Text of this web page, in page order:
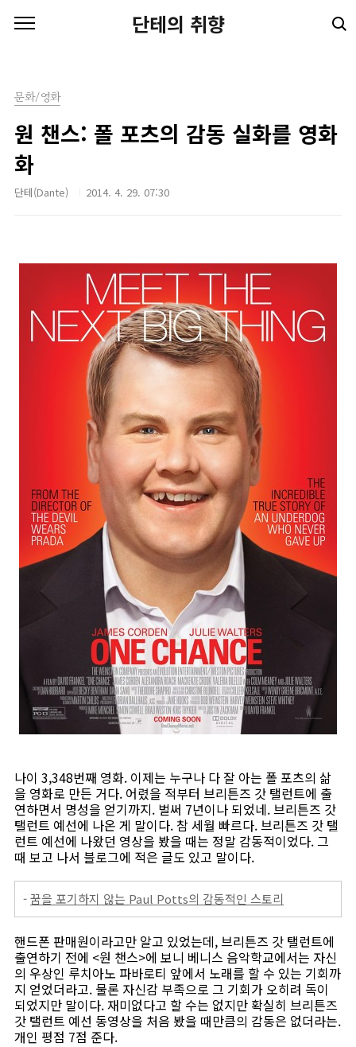
단테의 취향
문화/영화
원 챈스: 폴 포츠의 감동 실화를 영화
화
단테(Dante) 2014. 4. 29. 07:30
나이 3,348번째 영화. 이제는 누구나 다 잘 아는 폴 포츠의 삶
을 영화로 만든 거다. 어렸을 적부터 브리튼즈 갓 탤런트에 출
연하면서 명성을 얻기까지. 벌써 7년이나 되었네. 브리튼즈 갓
탤런트 예선에 나온 게 말이다. 참 세월 빠르다. 브리튼즈 갓 탤
런트 예선에 나왔던 영상을 봤을 때는 정말 감동적이었다. 그
때 보고 나서 블로그에 적은 글도 있고 말이다.
-꿈을 포기하지 않는 Paul Potts의 감동적인 스토리
핸드폰 판매원이라고만 알고 있었는데, 브리튼즈 갓 탤런트에
출연하기 전에 <원 챈스>에 보니 베니스 음악학교에서는 자신
의 우상인 루치아노 파바로티 앞에서 노래를 할 수 있는 기회까
지 얻었더라고. 물론 자신감 부족으로 그 기회가 오히려 독이
되었지만 말이다. 재미없다고 할 수는 없지만 확실히 브리튼즈
갓 탤런트 예선 동영상을 처음 봤을 때만큼의 감동은 없더라는.
개인 평점 7점 준다.